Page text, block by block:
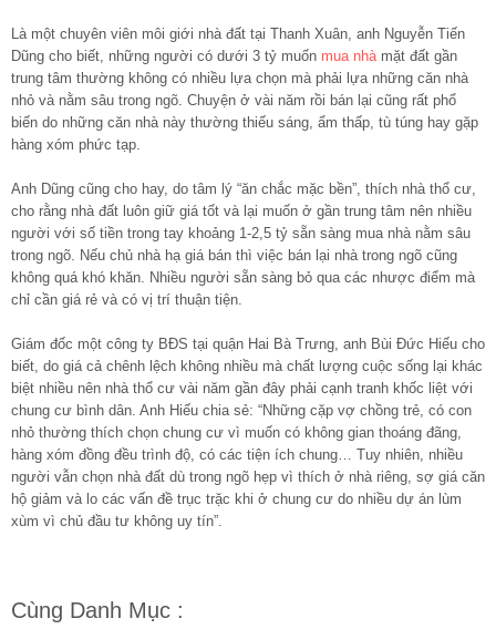
Là một chuyên viên môi giới nhà đất tại Thanh Xuân, anh Nguyễn Tiến
Dũng cho biết, những người có dưới 3 tỷ muốn mua nhàmặt đất gần
trung tâm thường không có nhiều lựa chọn mà phải lựa những căn nhà
nhỏ và nằm sâu trong ngõ. Chuyện ở vài năm rồi bán lại cũng rất phổ
biến do những căn nhà này thường thiếu sáng, ẩm thấp, tù túng hay gặp
hàng xóm phức tạp.
Anh Dũng cũng cho hay, do tâm lý “ăn chắc mặc bền”, thích nhà thổ cư,
cho rằng nhà đất luôn giữ giá tốt và lại muốn ở gần trung tâm nên nhiều
người với số tiền trong tay khoảng 1-2,5 tỷ sẵn sàng mua nhà nằm sâu
trong ngõ. Nếu chủ nhà hạ giá bán thì việc bán lại nhà trong ngõ cũng
không quá khó khăn. Nhiều người sẵn sàng bỏ qua các nhược điểm mà
chỉ cần giá rẻ và có vị trí thuận tiện.
Giám đốc một công ty BĐS tại quận Hai Bà Trưng, anh Bùi Đức Hiếu cho
biết, do giá cả chênh lệch không nhiều mà chất lượng cuộc sống lại khác
biệt nhiều nên nhà thổ cư vài năm gần đây phải cạnh tranh khốc liệt với
chung cư bình dân. Anh Hiếu chia sẻ: “Những cặp vợ chồng trẻ, có con
nhỏ thường thích chọn chung cư vì muốn có không gian thoáng đãng,
hàng xóm đồng đều trình độ, có các tiện ích chung… Tuy nhiên, nhiều
người vẫn chọn nhà đất dù trong ngõ hẹp vì thích ở nhà riêng, sợ giá căn
hộ giảm và lo các vấn đề trục trặc khi ở chung cư do nhiều dự án lùm
xùm vì chủ đầu tư không uy tín”.
Cùng Danh Mục :